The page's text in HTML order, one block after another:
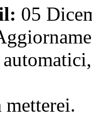
05
metterei.